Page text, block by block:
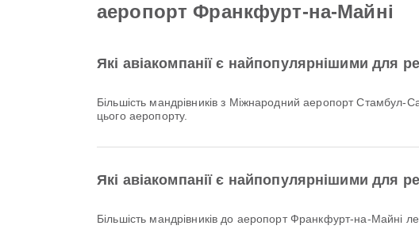
аеропорт Франкфурт-на-Майні
Які авіакомпанії є найпопулярнішими для
Більшість мандрівників з Міжнародний аеропорт Стамбул-
цього аеропорту.
Які авіакомпанії є найпопулярнішими для
Більшість мандрівників до аеропорт Франкфурт-на-Майні